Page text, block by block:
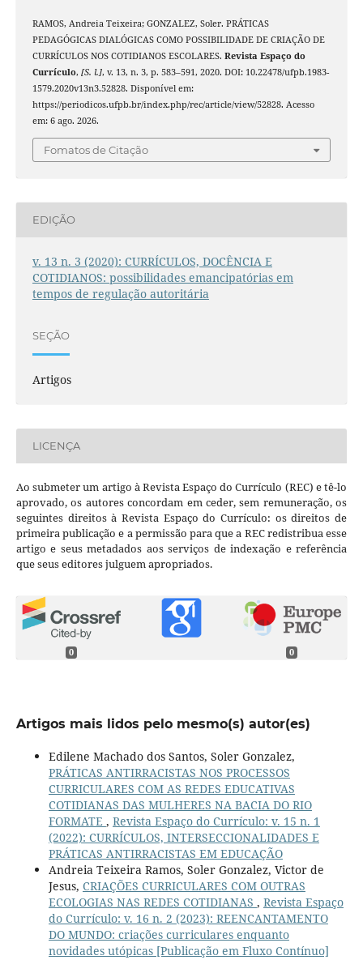
RAMOS, Andreia Teixeira; GONZALEZ, Soler. PRÁTICAS
PEDAGÓGICAS DIALÓGICAS COMO POSSIBILIDADE DE CRIAÇÃO DE
CURRÍCULOS NOS COTIDIANOS ESCOLARES. Revista Espaço do
Currículo, [S. l.], v. 13, n. 3, p. 583–591, 2020. DOI: 10.22478/ufpb.1983-
1579.2020v13n3.52828. Disponível em:
https://periodicos.ufpb.br/index.php/rec/article/view/52828. Acesso
em: 6 ago. 2026.
Fomatos de Citação
EDIÇÃO
v. 13 n. 3 (2020): CURRÍCULOS, DOCÊNCIA E
COTIDIANOS: possibilidades emancipatórias em
tempos de regulação autoritária
SEÇÃO
Artigos
LICENÇA
Ao submeter um artigo à Revista Espaço do Currículo (REC) e tê-lo
aprovado, os autores concordam em ceder, sem remuneração, os
seguintes direitos à Revista Espaço do Currículo: os direitos de
primeira publicação e a permissão para que a REC redistribua esse
artigo e seus metadados aos serviços de indexação e referência
que seus editores julguem apropriados.
0 0
Artigos mais lidos pelo mesmo(s) autor(es)
Edilene Machado dos Santos, Soler Gonzalez,
PRÁTICAS ANTIRRACISTAS NOS PROCESSOS
CURRICULARES COM AS REDES EDUCATIVAS
COTIDIANAS DAS MULHERES NA BACIA DO RIO
FORMATE , Revista Espaço do Currículo: v. 15 n. 1
(2022): CURRÍCULOS, INTERSECCIONALIDADES E
PRÁTICAS ANTIRRACISTAS EM EDUCAÇÃO
Andreia Teixeira Ramos, Soler Gonzalez, Victor de
Jesus, CRIAÇÕES CURRICULARES COM OUTRAS
ECOLOGIAS NAS REDES COTIDIANAS , Revista Espaço
do Currículo: v. 16 n. 2 (2023): REENCANTAMENTO
DO MUNDO: criações curriculares enquanto
novidades utópicas [Publicação em Fluxo Contínuo]